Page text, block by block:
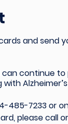
and
can continue
485-7233 or
please call